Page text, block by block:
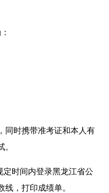
同时携带准考证和本人有
定时间内登录黑龙江省公
，打印成绩单。